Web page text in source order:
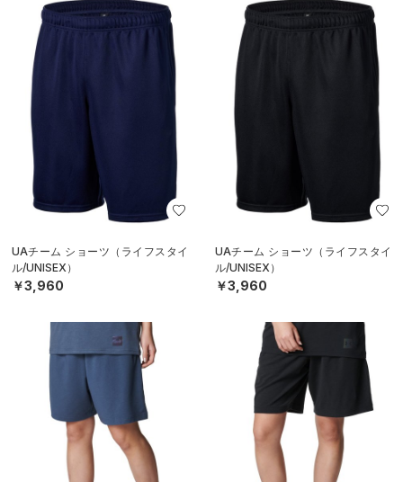
UAチーム ショーツ（ライフスタイ
ル/UNISEX）
￥3,960
UAチーム ショーツ（ライフスタイ
ル/UNISEX）
￥3,960